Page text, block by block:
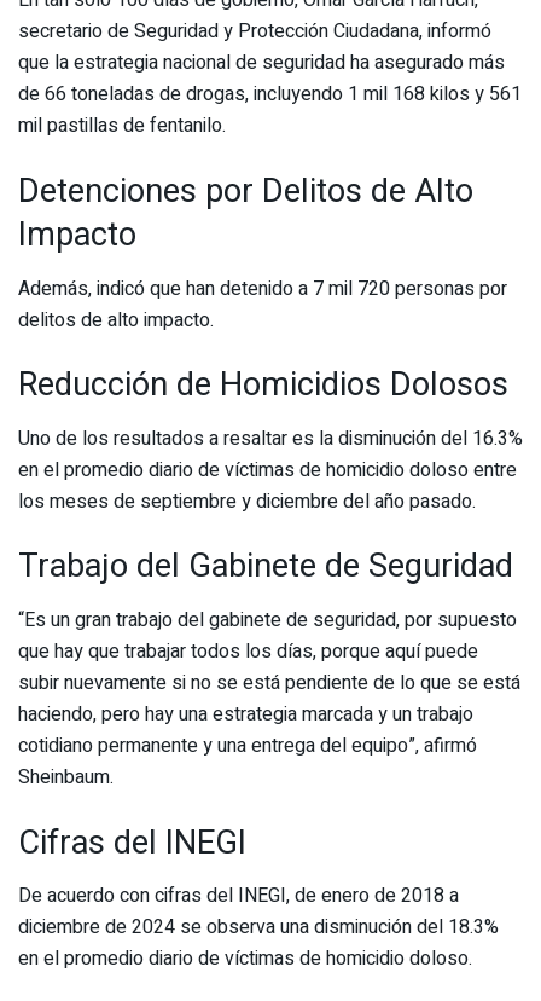
secretario de Seguridad y Protección Ciudadana, informó
que la estrategia nacional de seguridad ha asegurado más
de 66 toneladas de drogas, incluyendo 1 mil 168 kilos y 561
mil pastillas de fentanilo.
Detenciones por Delitos de Alto
Impacto
Además, indicó que han detenido a 7 mil 720 personas por
delitos de alto impacto.
Reducción de Homicidios Dolosos
Uno de los resultados a resaltar es la disminución del 16.3%
en el promedio diario de víctimas de homicidio doloso entre
los meses de septiembre y diciembre del año pasado.
Trabajo del Gabinete de Seguridad
“Es un gran trabajo del gabinete de seguridad, por supuesto
que hay que trabajar todos los días, porque aquí puede
subir nuevamente si no se está pendiente de lo que se está
haciendo, pero hay una estrategia marcada y un trabajo
cotidiano permanente y una entrega del equipo”, afirmó
Sheinbaum.
Cifras del INEGI
De acuerdo con cifras del INEGI, de enero de 2018 a
diciembre de 2024 se observa una disminución del 18.3%
en el promedio diario de víctimas de homicidio doloso.